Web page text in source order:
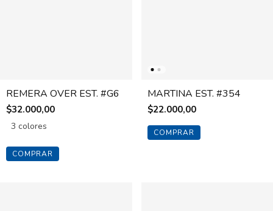
REMERA OVER EST. #G6
$32.000,00
3 colores
COMPRAR
MARTINA EST. #354
$22.000,00
COMPRAR